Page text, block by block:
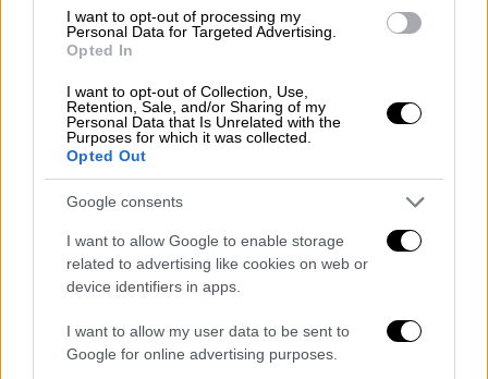
I want to opt-out of processing my
Personal Data for Targeted Advertising.
Opted In
I want to opt-out of Collection, Use,
Retention, Sale, and/or Sharing of my
Personal Data that Is Unrelated with the
Purposes for which it was collected.
Opted Out
Google consents
I want to allow Google to enable storage
related to advertising like cookies on web or
device identifiers in apps.
I want to allow my user data to be sent to
Google for online advertising purposes.
Ελλάδα|04.10.2023 22:58
Συναγερμός στην Μάνδρα μετά από
πυροβολισμούς - Εξετάζεται εάν είχαν
στόχο αστυνομικούς
Δεν έχουν αναφερθεί τραυματισμοί